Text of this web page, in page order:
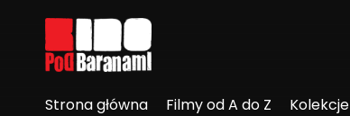
Linki ułatwień dostępu
Strona główna Filmy od A do Z Kolekcje